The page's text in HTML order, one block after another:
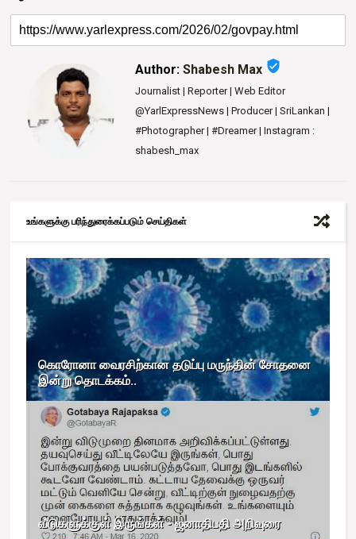
Author:Shabesh Max verified_user
Journalist | Reporter | Web Editor
@YarlExpressNews | Producer | SriLankan |
#Photographer | #Dreamer | Instagram :
shabesh_max
உங்களுக்கு பரிந்துரைக்கப்படும் செய்திகள்
கொரோனா வைரசிற்கான தடுப்பு மருந்தின் சோதனை
இன்று தொடக்கம்..
வீடுகளுக்குள் இருங்கள் - ஜனாதிபதி அறிவுரை